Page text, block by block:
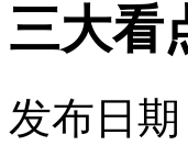
三大看
发布日